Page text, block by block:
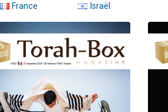
France
Israël